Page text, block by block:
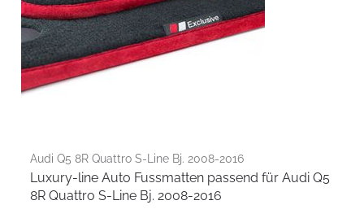
Audi Q5 8R Quattro S-Line Bj. 2008-2016
Luxury-line Auto Fussmatten passend für Audi Q5
8R Quattro S-Line Bj. 2008-2016